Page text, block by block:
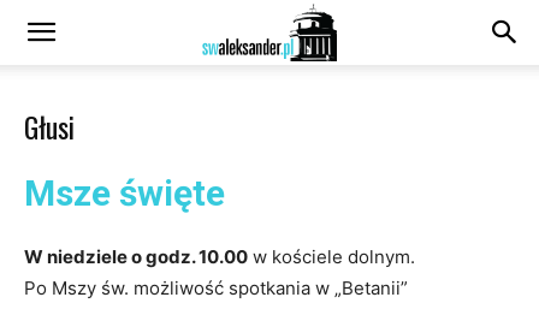
Głusi
Msze święte
W niedziele o godz. 10.00 w kościele dolnym.
Po Mszy św. możliwość spotkania w „Betanii”